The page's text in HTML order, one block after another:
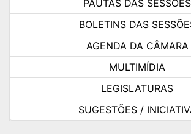
PAUTAS DAS SESSÕES
BOLETINS DAS
AGENDA DA CÂMARA
MULTIMÍDIA
LEGISLATURAS
SUGESTÕES /